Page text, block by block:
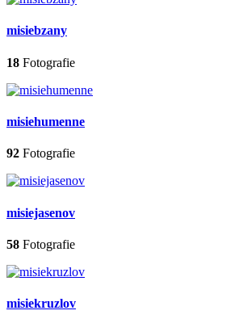
misiebzany
18 Fotografie
misiehumenne
92 Fotografie
misiejasenov
58 Fotografie
misiekruzlov